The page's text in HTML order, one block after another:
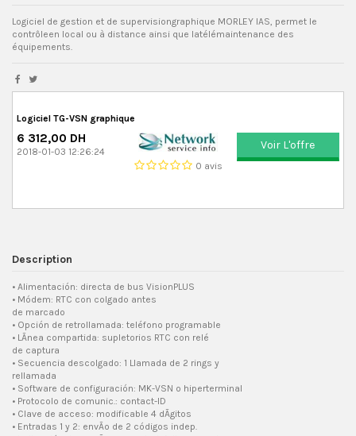
Logiciel de gestion et de supervisiongraphique MORLEY IAS, permet le
contrôleen local ou à distance ainsi que latélémaintenance des
équipements.
Logiciel TG-VSN graphique
6 312,00 DH
2018-01-03 12:26:24
0 avis
Voir L'offre
Description
• Alimentación: directa de bus VisionPLUS
• Módem: RTC con colgado antes
de marcado
• Opción de retrollamada: teléfono programable
• LÃ­nea compartida: supletorios RTC con relé
de captura
• Secuencia descolgado: 1 Llamada de 2 rings y
rellamada
• Software de configuración: MK-VSN o hiperterminal
• Protocolo de comunic.: contact-ID
• Clave de acceso: modificable 4 dÃ­gitos
• Entradas 1 y 2: envÃ­o de 2 códigos indep.